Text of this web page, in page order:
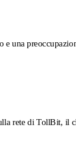
rete di TollBit, il